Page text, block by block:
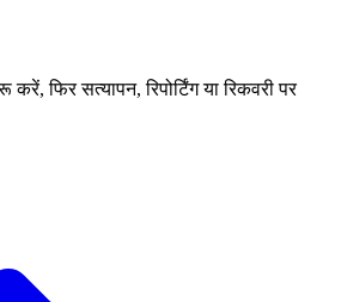
फिर सत्यापन, रिपोर्टिंग या रिकवरी पर